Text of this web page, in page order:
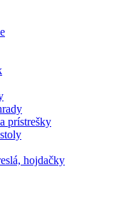
prístrešky
hojdačky